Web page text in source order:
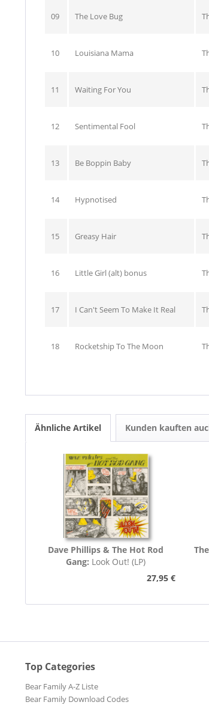
09 The Love Bug
10 Louisiana Mama
11 Waiting For You
12 Sentimental Fool
13 Be Boppin Baby
14 Hypnotised
15 Greasy Hair
16 Little Girl (alt) bonus
17 I Can't Seem To Make It Real
18 Rocketship To The Moon
Ähnliche Artikel Kunden kauften
Dave Phillips & The Hot Rod
Gang: Look Out! (LP)
27,95 €
Top Categories
Bear Family A-Z Liste
Bear Family Download Codes